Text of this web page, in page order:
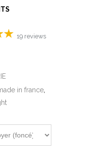
19 reviews
in france,